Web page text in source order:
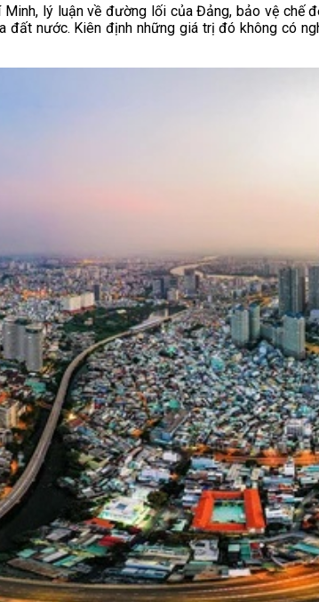
lý luận về đường lối của Đảng, bảo vệ chế
nước. Kiên định những giá trị đó không có